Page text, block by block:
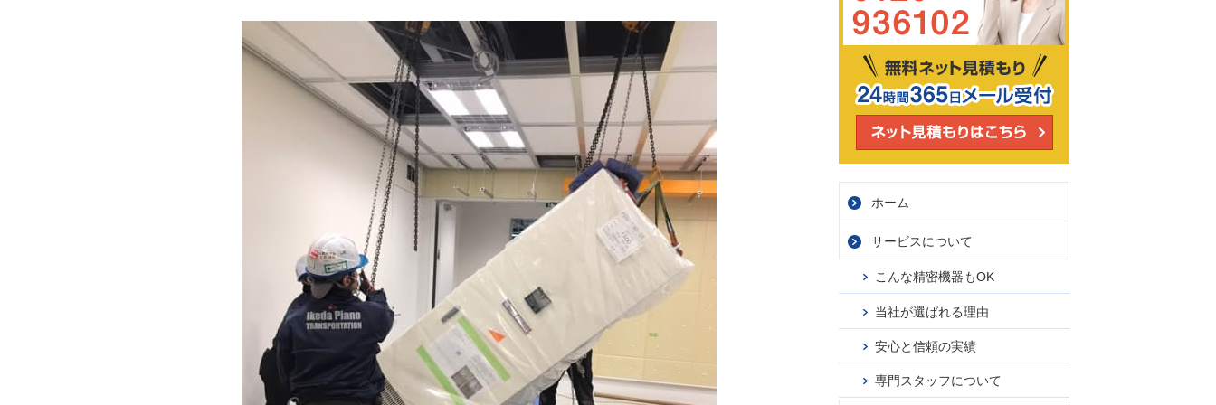
ホーム
サービスについて
こんな精密機器もOK
当社が選ばれる理由
安心と信頼の実績
専門スタッフについて